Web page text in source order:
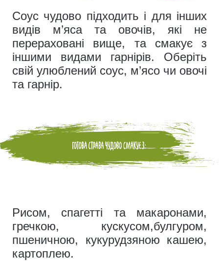
Соус чудово підходить і для інших
видів м’яса та овочів, які не
перераховані вище, та смакує з
іншими видами гарнірів. Оберіть
свій улюблений соус, м’ясо чи овочі
та гарнір.
Рисом, спагетті та макаронами,
гречкою, кускусом,булгуром,
пшеничною, кукурудзяною кашею,
картоплею.